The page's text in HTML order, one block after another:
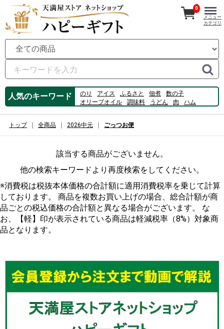
人気のキーワード のり アイス ふるさと 佃煮
数の子
オリーブオイル
調味料 うどん 肉
ハム
0
メニュー
カテゴリ
トップ 全商品 2026中元 ごっつお便
該当する商品がございません。
他の検索キーワードより再度検索をしてください。
※消費税は税抜本体価格の合計額に適用消費税率を乗じて計算
しております。 商品を複数お買い上げの場合、総合計額が商
品ごとの税込価格の合計額と異なる場合がございます。 な
お、【軽】印が表示されている商品は軽減税率（8%）対象商
品となります。